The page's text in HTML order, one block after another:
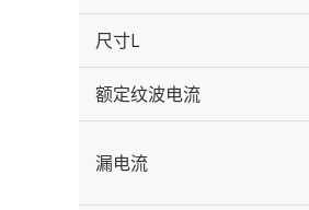
尺寸L
额定纹波电流
漏电流